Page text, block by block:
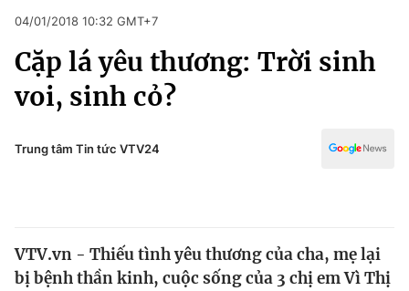
Chuyên mục
Chính trị
Xã hội
Y tế
Xã hội
Pháp luật
Kinh tế
Thể thao
Văn hóa - Giải trí
Giáo dục
04/01/2018 10:32 GMT+7
Cặp lá yêu thương: Trời sinh
voi, sinh cỏ?
Trung tâm Tin tức VTV24
VTV.vn - Thiếu tình yêu thương của cha, mẹ lại
bị bệnh thần kinh, cuộc sống của 3 chị em Vì Thị